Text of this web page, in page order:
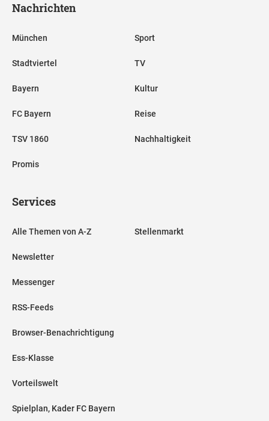
Nachrichten
München
Stadtviertel
Bayern
FC Bayern
TSV 1860
Promis
Sport
TV
Kultur
Reise
Nachhaltigkeit
Services
Alle Themen von A-Z
Newsletter
Messenger
RSS-Feeds
Browser-Benachrichtigung
Ess-Klasse
Vorteilswelt
Spielplan, Kader FC Bayern
Stellenmarkt